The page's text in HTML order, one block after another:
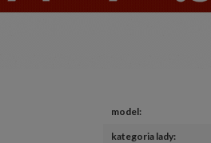
model:
kategoria lady: